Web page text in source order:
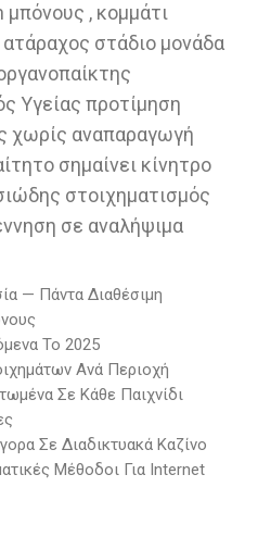
μπόνους , κομμάτι
στάδιο μονάδα
Υγείας προτίμηση
χωρίς αναπαραγωγή
σημαίνει κίνητρο
στοιχηματισμός
σε αναλήψιμα
— Πάντα Διαθέσιμη
Το 2025
Ανά Περιοχή
Σε Κάθε Παιχνίδι
Σε Διαδικτυακά Καζίνο
Μέθοδοι Για Internet